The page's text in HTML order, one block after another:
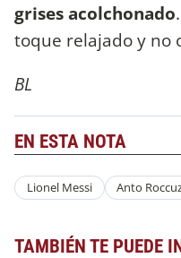
grises acolchonado
toque relajado y no
BL
EN ESTA NOTA
Lionel Messi Anto
TAMBIÉN TE PUEDE